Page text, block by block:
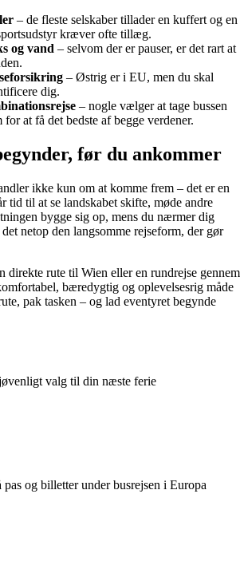
– de fleste selskaber tillader en kuffert og en
kræver ofte tillæg.
og vand – selvom der er pauser, er det rart at
– Østrig er i EU, men du skal
dig.
– nogle vælger at tage bussen
at få det bedste af begge verdener.
før du ankommer
ikke kun om at komme frem – det er en
tid til at se landskabet skifte, møde andre
bygge sig op, mens du nærmer dig
netop den langsomme rejseform, der gør
direkte rute til Wien eller en rundrejse gennem
bæredygtig og oplevelsesrig måde
pak tasken – og lad eventyret begynde
valg til din næste ferie
pas og billetter under busrejsen i Europa